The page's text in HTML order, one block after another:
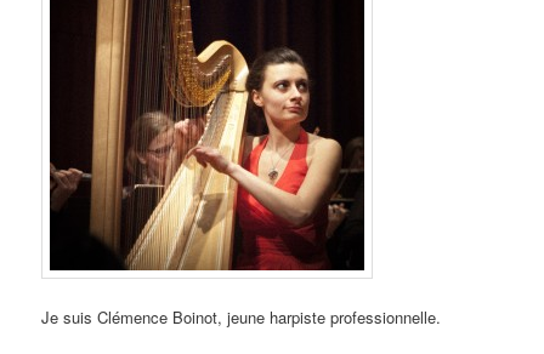
Je suis Clémence Boinot, jeune harpiste professionnelle.